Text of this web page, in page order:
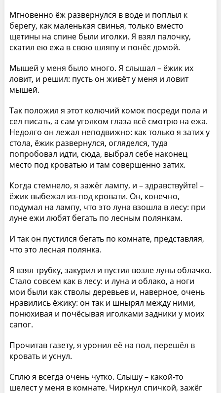
Мгновенно ёж развернулся в воде и поплыл к
берегу, как маленькая свинья, только вместо
щетины на спине были иголки. Я взял палочку,
скатил ею ежа в свою шляпу и понёс домой.
Мышей у меня было много. Я слышал – ёжик их
ловит, и решил: пусть он живёт у меня и ловит
мышей.
Так положил я этот колючий комок посреди пола и
сел писать, а сам уголком глаза всё смотрю на ежа.
Недолго он лежал неподвижно: как только я затих у
стола, ёжик развернулся, огляделся, туда
попробовал идти, сюда, выбрал себе наконец
место под кроватью и там совершенно затих.
Когда стемнело, я зажёг лампу, и – здравствуйте! –
ёжик выбежал из-под кровати. Он, конечно,
подумал на лампу, что это луна взошла в лесу: при
луне ежи любят бегать по лесным полянкам.
И так он пустился бегать по комнате, представляя,
что это лесная полянка.
Я взял трубку, закурил и пустил возле луны облачко.
Стало совсем как в лесу: и луна и облако, а ноги
мои были как стволы деревьев и, наверное, очень
нравились ёжику: он так и шнырял между ними,
понюхивая и почёсывая иголками задники у моих
сапог.
Прочитав газету, я уронил её на пол, перешёл в
кровать и уснул.
Сплю я всегда очень чутко. Слышу – какой-то
шелест у меня в комнате. Чиркнул спичкой, зажёг